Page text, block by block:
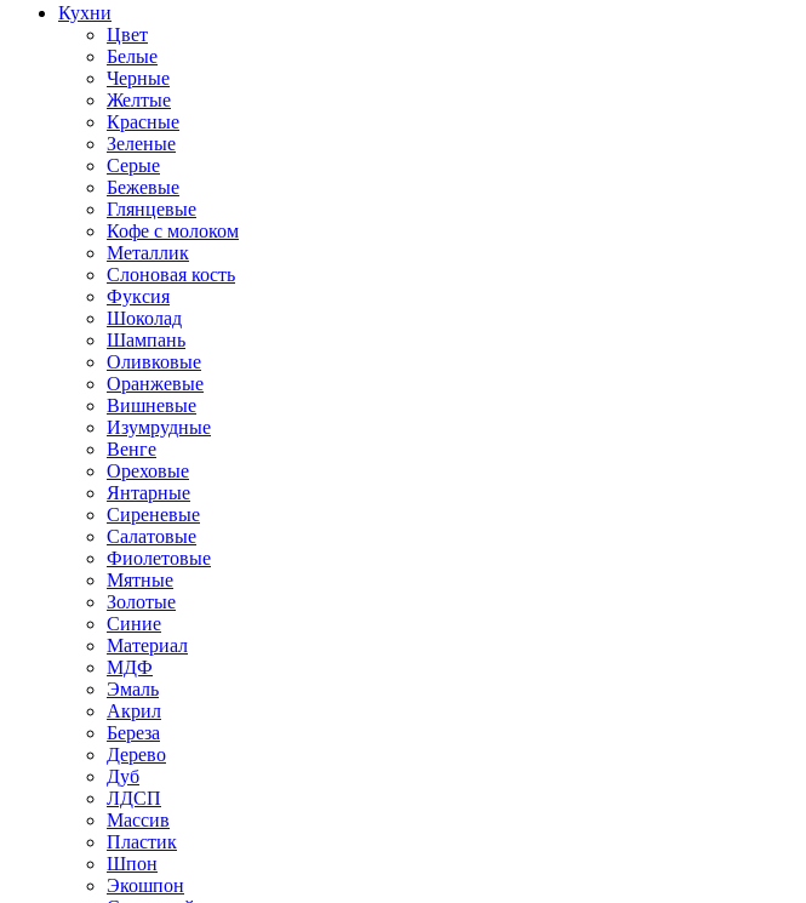
Кухни
Цвет
Белые
Черные
Желтые
Красные
Зеленые
Серые
Бежевые
Глянцевые
Кофе с молоком
Металлик
Слоновая кость
Фуксия
Шоколад
Шампань
Оливковые
Оранжевые
Вишневые
Изумрудные
Венге
Ореховые
Янтарные
Сиреневые
Салатовые
Фиолетовые
Мятные
Золотые
Синие
Материал
МДФ
Эмаль
Акрил
Береза
Дерево
Дуб
ЛДСП
Массив
Пластик
Шпон
Экошпон